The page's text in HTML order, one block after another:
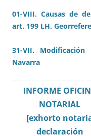
01-VIII. Causas de
art. 199 LH.
31-VII. Modificación
Navarra
INFORME
NOTARIAL
[exhorto
declaración